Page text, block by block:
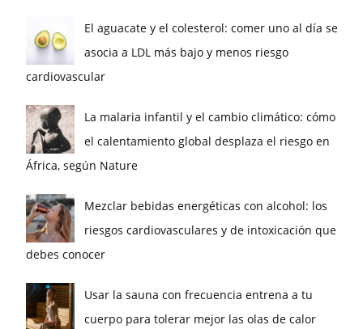
El aguacate y el colesterol: comer uno al día se
asocia a LDL más bajo y menos riesgo
cardiovascular
La malaria infantil y el cambio climático: cómo
el calentamiento global desplaza el riesgo en
África, según Nature
Mezclar bebidas energéticas con alcohol: los
riesgos cardiovasculares y de intoxicación que
debes conocer
Usar la sauna con frecuencia entrena a tu
cuerpo para tolerar mejor las olas de calor